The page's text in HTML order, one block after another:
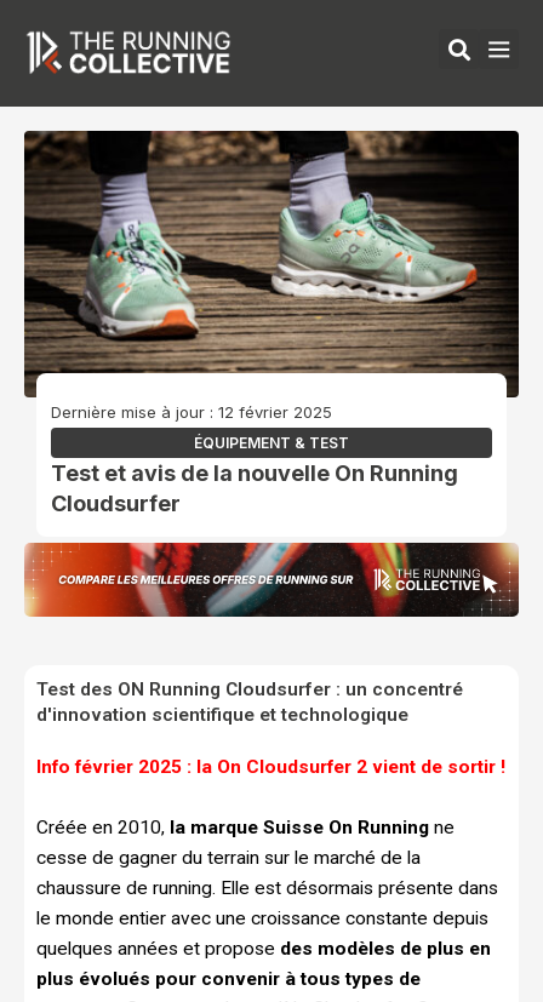
contenu
Dernière mise à jour : 12 février 2025
ÉQUIPEMENT & TEST
Test et avis de la nouvelle On Running
Cloudsurfer
Test des ON Running Cloudsurfer : un concentré
d'innovation scientifique et technologique
Info février 2025 : la On Cloudsurfer 2 vient de sortir !
Créée en 2010, la marque Suisse On Running ne
cesse de gagner du terrain sur le marché de la
chaussure de running. Elle est désormais présente dans
le monde entier avec une croissance constante depuis
quelques années et propose des modèles de plus en
plus évolués pour convenir à tous types de